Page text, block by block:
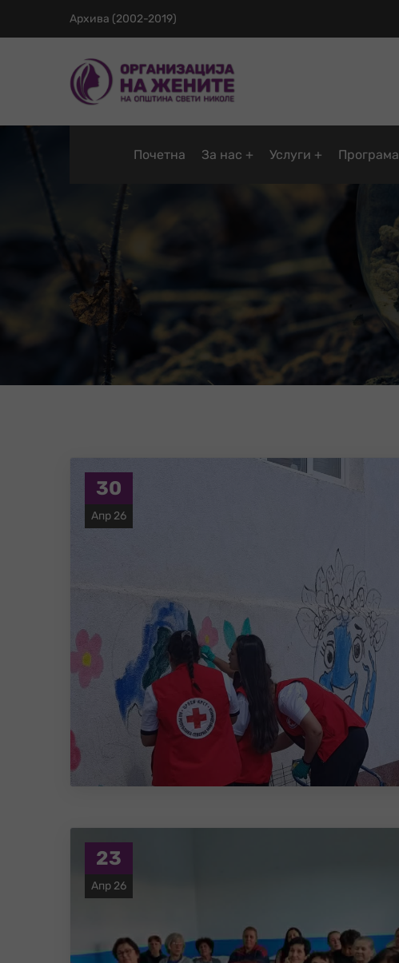
Архива (2002-2019)
Почетна За нас Услуги Програмa
30
Апр 26
23
Апр 26